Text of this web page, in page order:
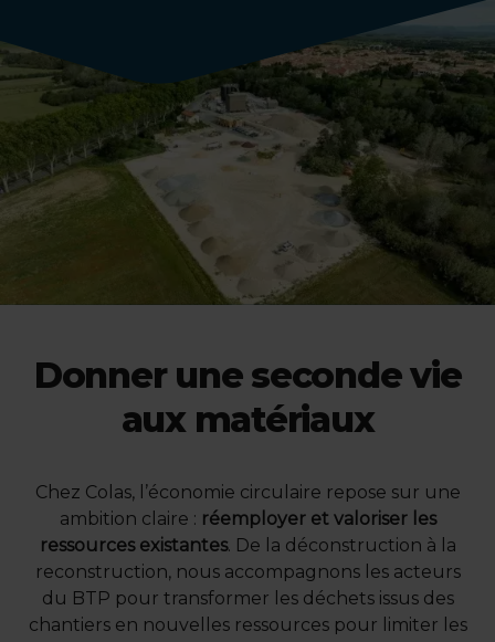
Donner une seconde vie
aux matériaux
Chez Colas, l’économie circulaire repose sur une
ambition claire : réemployer et valoriser les
ressources existantes. De la déconstruction à la
reconstruction, nous accompagnons les acteurs
du BTP pour transformer les déchets issus des
chantiers en nouvelles ressources pour limiter les